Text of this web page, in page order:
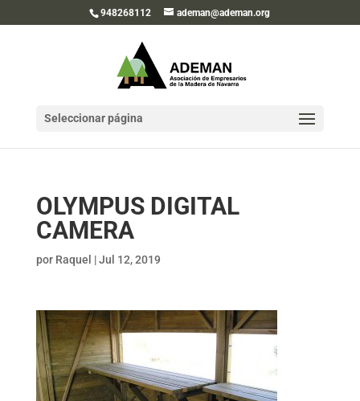
948268112 ademan@ademan.org
Seleccionar página
OLYMPUS DIGITAL
CAMERA
por Raquel |Jul 12, 2019